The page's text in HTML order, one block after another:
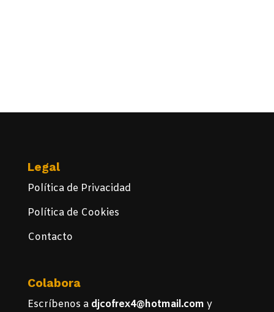
Legal
Política de Privacidad
Política de Cookies
Contacto
Colabora
Escríbenos a djcofrex4@hotmail.com y